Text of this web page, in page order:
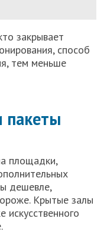
закрывает
способ
тем меньше
пакеты
площадки,
дешевле,
Крытые залы